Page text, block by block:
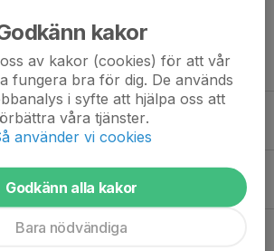
drar igång
under Ironman!
vid träning och match i hög värme
kakor
av kakor (cookies) för att vår
fungera bra för dig. De används
i syfte att hjälpa oss att
våra tjänster.
använder vi cookies
Godkänn alla kakor
Bara nödvändiga